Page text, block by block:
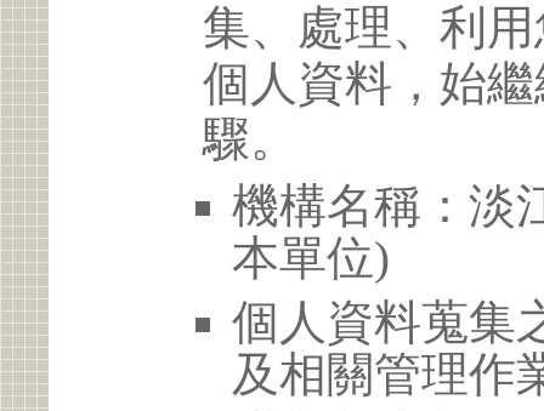
集、處理、利
個人資料，始
驟。
機構名稱：淡
本單位)
個人資料蒐集
及相關管理作